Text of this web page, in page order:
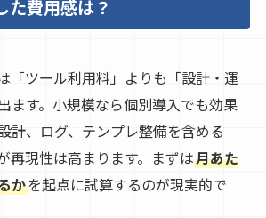
費用感は？
「ツール利用料」よりも「設計・運
ます。小規模なら個別導入でも効果
計、ログ、テンプレ整備を含める
再現性は高まります。まずは月あた
かを起点に試算するのが現実的で